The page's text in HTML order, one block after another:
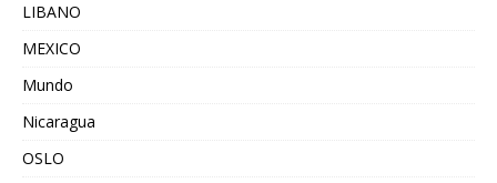
LIBANO
MEXICO
Mundo
Nicaragua
OSLO